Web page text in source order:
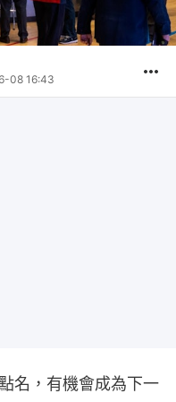
08 16:43
名，有機會成為下一